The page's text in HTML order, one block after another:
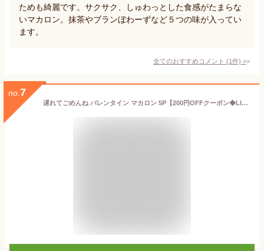
ためも綺麗です。サクサク、しゅわっとした食感がたまらな
いマカロン。抹茶やブランぼわーずなど５つの味が入ってい
ます。
全てのおすすめコメント (1件) >
no. 7
遅れてごめんね バレンタイン マカロン 5P【200円OFFクーポン◆LINE登録で】 バレンタイン 限定パッケージ サダハル・アオキ・パリ お菓子 焼き菓子 手提げ袋付き プレゼント おすすめ 高級 かわいい 贈り物 洋菓子 バレンタインデー